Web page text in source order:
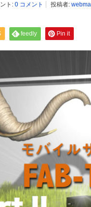
ト: 0 コメント 投稿者:
feedly Pin it